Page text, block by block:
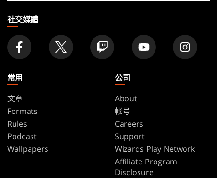
家
社交媒體
常用
文章
Formats
Rules
Podcast
Wallpapers
公司
About
帐号
Careers
Support
Wizards Play Network
Affiliate Program
Disclosure